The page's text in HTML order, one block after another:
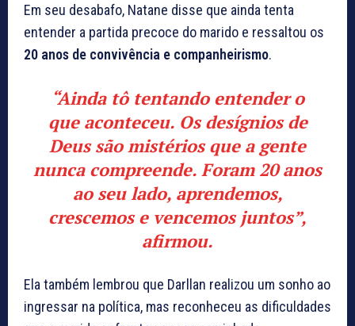
Em seu desabafo, Natane disse que ainda tenta
entender a partida precoce do marido e ressaltou os
20 anos de convivência e companheirismo.
“Ainda tô tentando entender o
que aconteceu. Os desígnios de
Deus são mistérios que a gente
nunca compreende. Foram 20 anos
ao seu lado, aprendemos,
crescemos e vencemos juntos”,
afirmou.
Ela também lembrou que Darllan realizou um sonho ao
ingressar na política, mas reconheceu as dificuldades